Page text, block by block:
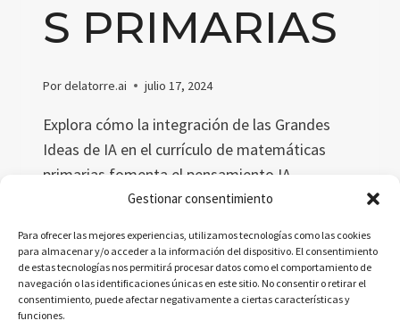
Gestionar consentimiento
Para ofrecer las mejores experiencias, utilizamos tecnologías como las cookies
para almacenar y/o acceder a la información del dispositivo. El consentimiento
de estas tecnologías nos permitirá procesar datos como el comportamiento de
navegación o las identificaciones únicas en este sitio. No consentir o retirar el
consentimiento, puede afectar negativamente a ciertas características y
funciones.
S PRIMARIAS
Pordelatorre.ai julio 17, 2024
Explora cómo la integración de las Grandes
Ideas de IA en el currículo de matemáticas
primarias fomenta el pensamiento IA,
mejorando la comprensión y resolución de
mediante la sinergia entre matemáticas y
tecnología avanzada.
LEER MÁS